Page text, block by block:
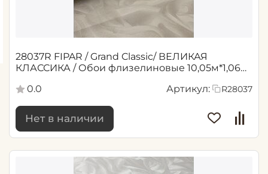
28037R FIPAR / Grand Classic/ ВЕЛИКАЯ
КЛАССИКА / Обои флизелиновые 10,05м*1,06м
0.0
Артикул: R28037
Нет в наличии